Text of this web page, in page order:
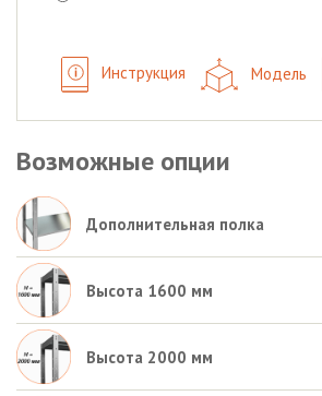
Инструкция Модель
Возможные опции
Дополнительная полка
Высота 1600 мм
Высота 2000 мм